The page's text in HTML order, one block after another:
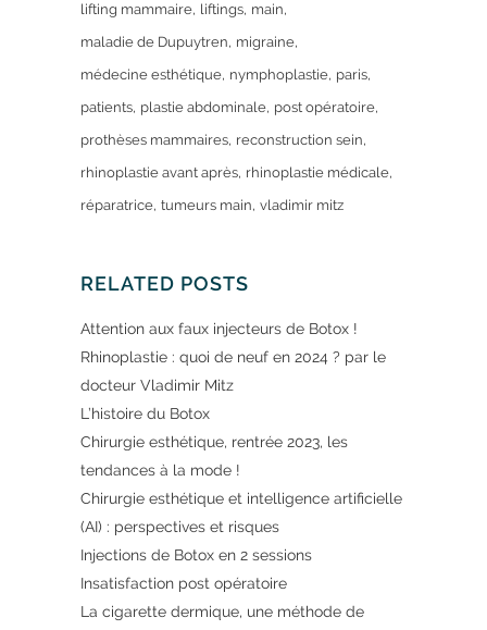
lifting mammaire liftings main
maladie de Dupuytren migraine
médecine esthétique nymphoplastie paris
patients plastie abdominale post opératoire
prothèses mammaires reconstruction sein
rhinoplastie avant après rhinoplastie médicale
réparatrice tumeurs main vladimir mitz
RELATED POSTS
Attention aux faux injecteurs de Botox !
Rhinoplastie : quoi de neuf en 2024 ? par le
docteur Vladimir Mitz
L’histoire du Botox
Chirurgie esthétique, rentrée 2023, les
tendances à la mode !
Chirurgie esthétique et intelligence artificielle
(AI) : perspectives et risques
Injections de Botox en 2 sessions
Insatisfaction post opératoire
La cigarette dermique, une méthode de